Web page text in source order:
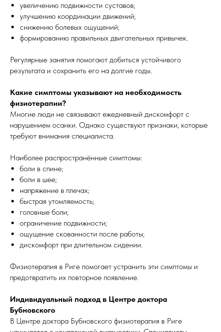
увеличению подвижности суставов;
улучшению координации движений;
снижению болевых ощущений;
формированию правильных двигательных привычек.
Регулярные занятия помогают добиться устойчивого
результата и сохранить его на долгие годы.
Какие симптомы указывают на необходимость
физиотерапии?
Многие люди не связывают ежедневный дискомфорт с
нарушением осанки. Однако существуют признаки, которые
требуют внимания специалиста.
Наиболее распространённые симптомы:
боли в спине;
боли в шее;
напряжение в плечах;
быстрая утомляемость;
головные боли;
ограничение подвижности;
ощущение скованности после работы;
дискомфорт при длительном сидении.
Физиотерапия в Риге помогает устранить эти симптомы и
предотвратить их повторное появление.
Индивидуальный подход в Центре доктора
Бубновского
В Центре доктора Бубновского физиотерапия в Риге